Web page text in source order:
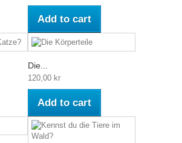
Add to cart
Die...
120,00 kr
Add to cart